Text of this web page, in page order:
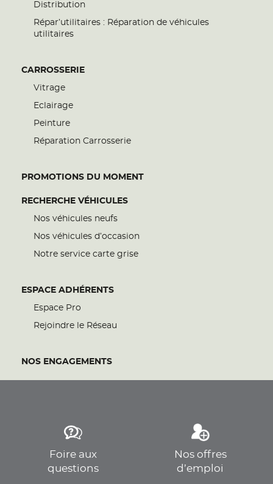
Distribution
Répar’utilitaires : Réparation de véhicules
utilitaires
CARROSSERIE
Vitrage
Eclairage
Peinture
Réparation Carrosserie
PROMOTIONS DU MOMENT
RECHERCHE VÉHICULES
Nos véhicules neufs
Nos véhicules d’occasion
Notre service carte grise
ESPACE ADHÉRENTS
Espace Pro
Rejoindre le Réseau
NOS ENGAGEMENTS
Foire aux
questions
Nos offres
d’emploi